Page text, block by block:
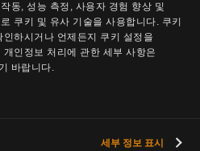
동, 성능 측정, 사용자 경험 향상 및
쿠키 및 유사 기술을 사용합니다. 쿠키
하시거나 언제든지 쿠키 설정을
인정보 처리에 관한 세부 사항은
바랍니다.
세부 정보 표시